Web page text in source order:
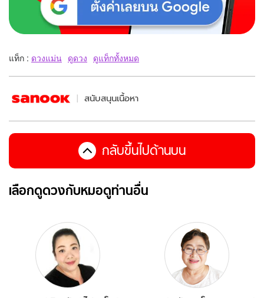
แท็ก : ดวงแม่น ดูดวง ดูแท็กทั้งหมด
สนับสนุนเนื้อหา
กลับขึ้นไปด้านบน
เลือกดูดวงกับหมอดูท่านอื่น